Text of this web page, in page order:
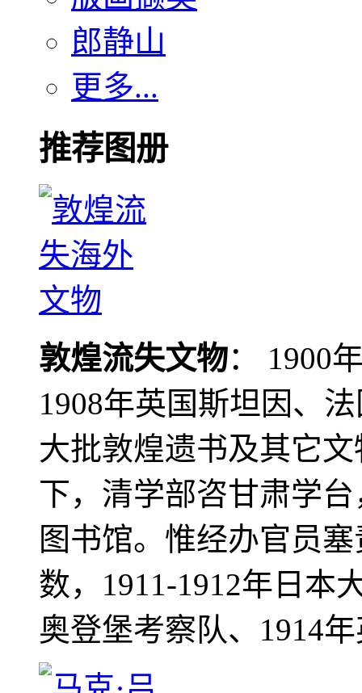
郎静山
更多...
推荐图册
敦煌流失文物： 1900
1908年英国斯坦因、
大批敦煌遗书及其它
下，清学部咨甘肃学
图书馆。惟经办官员
数，1911-1912年日本
奥登堡考察队、1914